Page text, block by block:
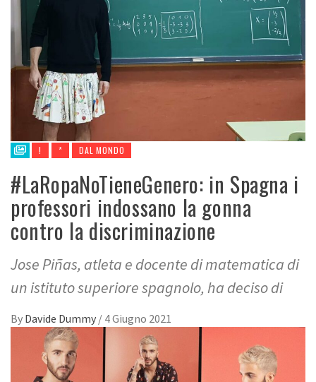
! * DAL MONDO
#LaRopaNoTieneGenero: in Spagna i
professori indossano la gonna
contro la discriminazione
Jose Piñas, atleta e docente di matematica di
un istituto superiore spagnolo, ha deciso di
By Davide Dummy / 4 Giugno 2021